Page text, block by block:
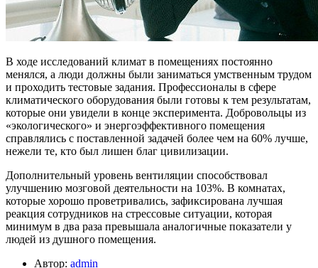
В ходе исследований климат в помещениях постоянно
менялся, а люди должны были заниматься умственным трудом
и проходить тестовые задания. Профессионалы в сфере
климатического оборудования были готовы к тем результатам,
которые они увидели в конце эксперимента. Добровольцы из
«экологического» и энергоэффективного помещения
справлялись с поставленной задачей более чем на 60% лучше,
нежели те, кто был лишен благ цивилизации.
Дополнительный уровень вентиляции способствовал
улучшению мозговой деятельности на 103%. В комнатах,
которые хорошо проветривались, зафиксирована лучшая
реакция сотрудников на стрессовые ситуации, которая
минимум в два раза превышала аналогичные показатели у
людей из душного помещения.
Автор: admin